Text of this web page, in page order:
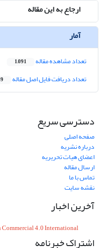
ارجاع به این مقاله
آمار
تعداد مشاهده مقاله 1,091
تعداد دریافت فایل اصل مقاله
دسترسی سریع
صفحه اصلی
درباره نشریه
اعضای هیات تحریریه
ارسال مقاله
تماس با ما
نقشه سایت
آخرین اخبار
4.0 International
اشتراک خبرنامه